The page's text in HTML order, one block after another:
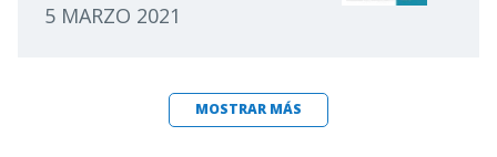
5 MARZO 2021
MOSTRAR MÁS